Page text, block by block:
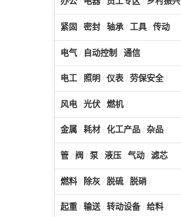
紧固 / 密封 / 轴承 / 工具 / 传动
电气 / 自动控制 / 通信
电工 / 照明 / 仪表 / 劳保安全 /
风电 / 光伏 / 燃机/
金属 / 耗材 / 化工产品 / 杂品 /
管 / 阀 / 泵 / 液压 / 气动 / 滤芯
燃料 / 除灰 / 脱硫 / 脱硝 /
起重 / 输送/ 转动设备 / 给料 /